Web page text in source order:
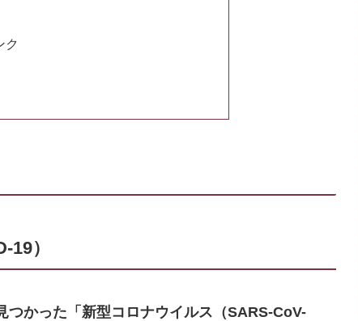
ク
）
つかった「新型コロナウイルス（SARS-CoV-